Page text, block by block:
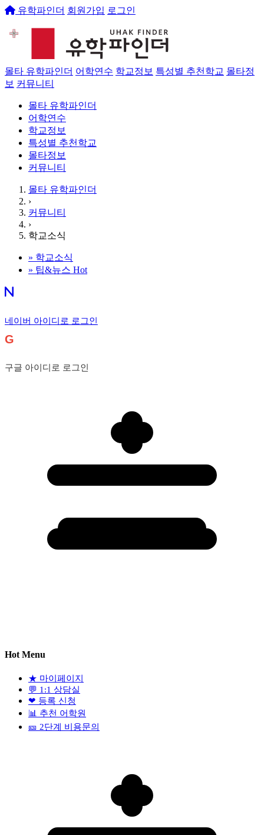
유학파인더 회원가입 로그인
몰타 유학파인더 어학연수 학교정보 특성별 추천학교 몰타정
보 커뮤니티
몰타 유학파인더
어학연수
학교정보
특성별 추천학교
몰타정보
커뮤니티
몰타 유학파인더
›
커뮤니티
›
학교소식
» 학교소식
» 팁&뉴스 Hot
네이버 아이디로 로그인
G
구글 아이디로 로그인
Hot Menu
★ 마이페이지
💬 1:1 상담실
❤ 등록 신청
📊 추천 어학원
🎫 2단계 비용문의